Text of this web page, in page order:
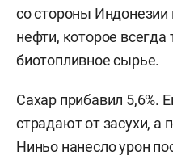
со стороны
нефти, которое всегда
биотопливное сырье.
Сахар прибавил 5,6%.
страдают от засухи, а
Ниньо нанесло урон